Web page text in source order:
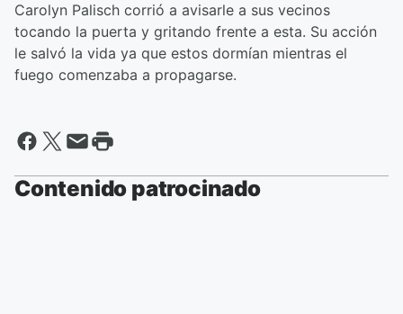
Carolyn Palisch corrió a avisarle a sus vecinos
tocando la puerta y gritando frente a esta. Su acción
le salvó la vida ya que estos dormían mientras el
fuego comenzaba a propagarse.
Contenido patrocinado